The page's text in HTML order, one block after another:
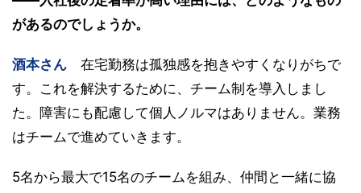
があるのでしょうか。
酒本さん
在宅勤務は孤独感を抱きやすくなりがちで
す。これを解決するために、チーム制を導入しまし
た。障害にも配慮して個人ノルマはありません。業務
はチームで進めていきます。
5名から最大で15名のチームを組み、仲間と一緒に協